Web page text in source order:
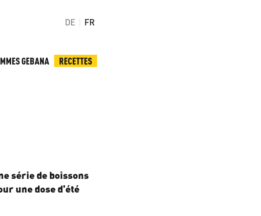
DE FR
GEBANA RECETTES
série de boissons
une dose d'été